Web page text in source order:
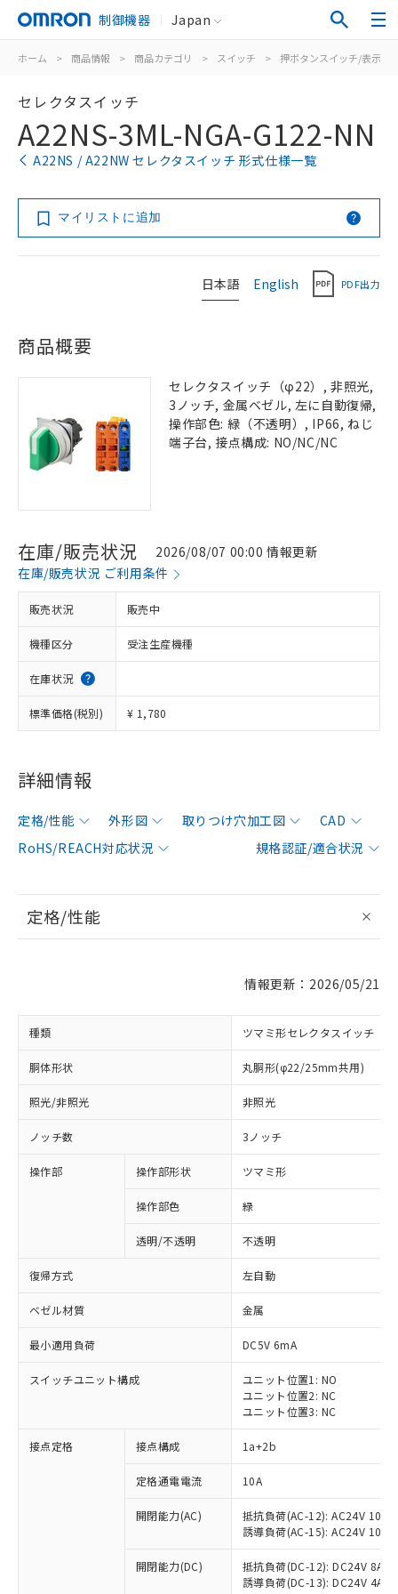
制御機器 Japan
ホーム > 商品情報 > 商品カテゴリ > スイッチ > 押ボタンスイッチ/表示灯
セレクタスイッチ
A22NS-3ML-NGA-G122-NN
A22NS / A22NW セレクタスイッチ 形式仕様一覧
マイリストに追加
日本語 English PDF出力
商品概要
セレクタスイッチ（φ22）, 非照光,
3ノッチ, 金属ベゼル, 左に自動復帰,
操作部色: 緑（不透明）, IP66, ねじ
端子台, 接点構成: NO/NC/NC
在庫/販売状況
2026/08/07 00:00 情報更新
在庫/販売状況 ご利用条件
販売状況 販売中
機種区分 受注生産機種
在庫状況
標準価格(税別) ¥ 1,780
詳細情報
定格/性能 外形図 取りつけ穴加工図
CAD
RoHS/REACH対応状況
規格認証/適合状況
定格/性能
情報更新：2026/05/21
種類 ツマミ形セレクタスイッチ
胴体形状 丸胴形(φ22/25mm共用)
照光/非照光 非照光
ノッチ数 3ノッチ
操作部 操作部形状 ツマミ形
操作部色 緑
透明/不透明 不透明
復帰方式 左自動
ベゼル材質 金属
最小適用負荷 DC5V 6mA
スイッチユニット構成
ユニット位置1: NO
ユニット位置2: NC
ユニット位置3: NC
接点定格 接点構成 1a+2b
定格通電電流 10A
開閉能力(AC)
抵抗負荷(AC-12): AC24V 10A/
誘導負荷(AC-15): AC24V
開閉能力(DC)
抵抗負荷(DC-12): DC24V 8A/
誘導負荷(DC-13): DC24V 4A/
ご利用条件
対応済み：EU RoHS指令（10物質）の
非含有に対応した製品が提供可能な商品で
有に対応した製品に切り替える予定のある